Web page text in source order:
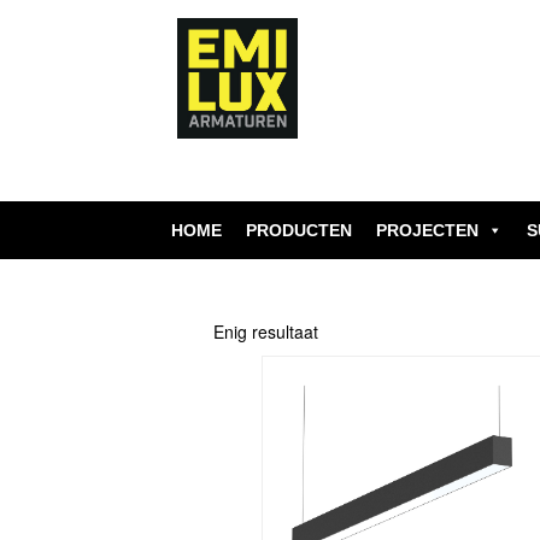
HOME PRODUCTEN PROJECTEN
Enig resultaat
heeft
optie